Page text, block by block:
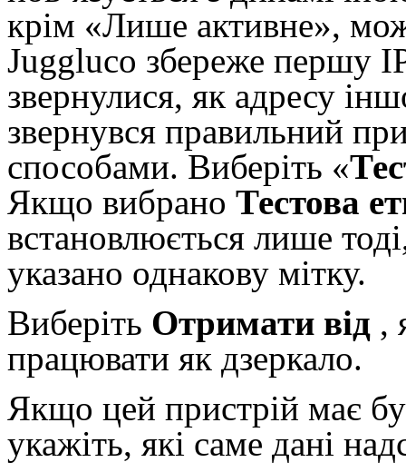
крім «Лише активне»,
Juggluco збереже першу
звернулися, як адресу
звернувся правильний
способами. Виберіть «
Якщо вибрано Тестова
встановлюється лише
указано однакову мітку.
Виберіть Отримати від ,
працювати як дзеркало.
Якщо цей пристрій має
укажіть, які саме дані